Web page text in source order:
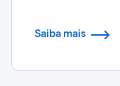
Saiba mais